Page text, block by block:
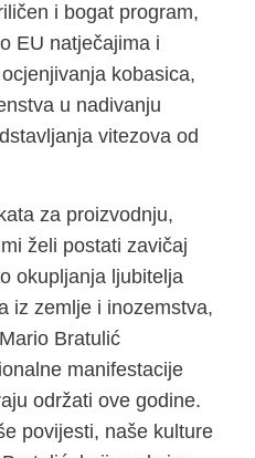
i bogat program,
EU natječajima i
kobasica,
u nadivanju
vitezova od
za proizvodnju,
želi postati zavičaj
okupljanja ljubitelja
iz zemlje i inozemstva,
Bratulić
manifestacije
održati ove godine.
povijesti, naše kulture